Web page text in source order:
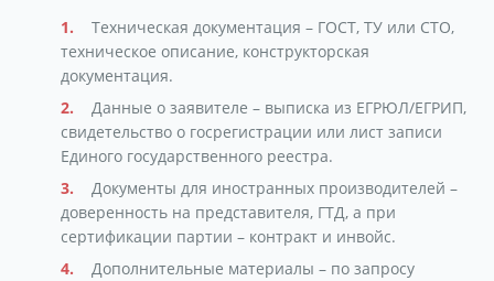
Техническая документация – ГОСТ, ТУ или СТО,
техническое описание, конструкторская
документация.
Данные о заявителе – выписка из ЕГРЮЛ/ЕГРИП,
свидетельство о госрегистрации или лист записи
Единого государственного реестра.
Документы для иностранных производителей –
доверенность на представителя, ГТД, а при
сертификации партии – контракт и инвойс.
Дополнительные материалы – по запросу